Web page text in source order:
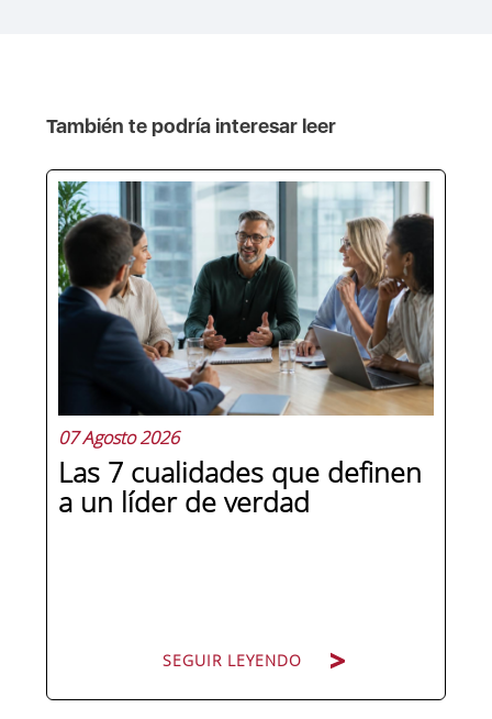
También te podría interesar leer
07 Agosto 2026
Las 7 cualidades que definen
a un líder de verdad
SEGUIR LEYENDO